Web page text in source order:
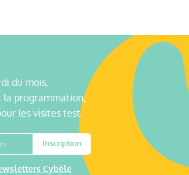
du mois,
la programmation,
les visites test.
Inscription
Cybèle